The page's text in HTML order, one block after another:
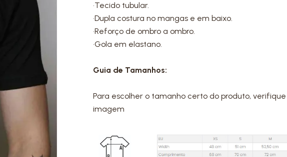
•Tecido tubular.
•Dupla costura no mangas e em baixo.
•Reforço de ombro a ombro.
•Gola em elastano.
Guia de Tamanhos:
Para escolher o tamanho certo do produto,
imagem